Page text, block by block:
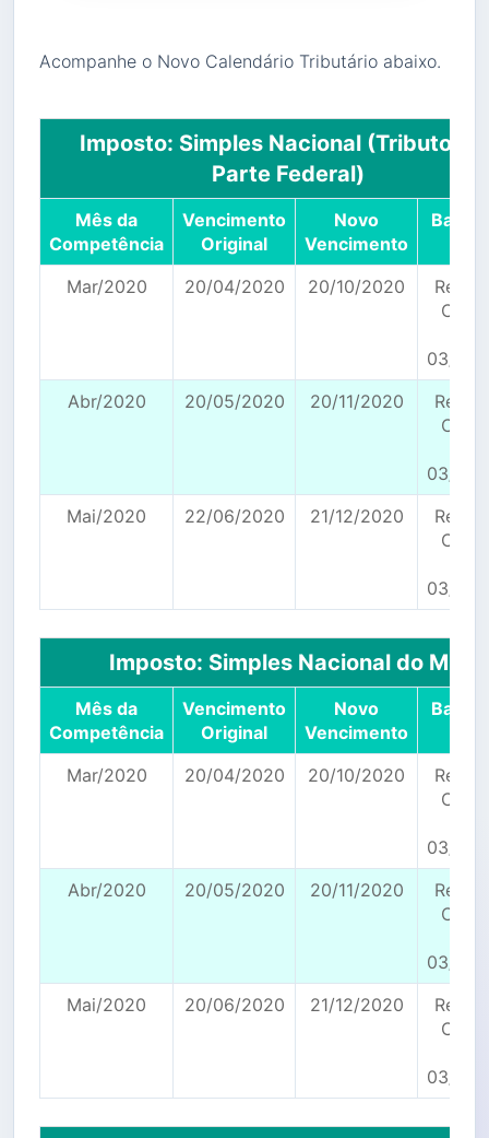
Acompanhe o Novo Calendário Tributário abaixo.
Imposto: Simples Nacional (Tributos
Parte Federal)
Mês da
Competência
Vencimento
Original
Novo
Vencimento
Base
Mar/2020 20/04/2020 20/10/2020
03/04/
Abr/2020
20/05/2020 20/11/2020
03/04/
Mai/2020
22/06/2020 21/12/2020
03/04/
Imposto: Simples Nacional do MEI
Mês da
Competência
Vencimento
Original
Novo
Vencimento
Base
Mar/2020 20/04/2020 20/10/2020
03/04/
Abr/2020
20/05/2020 20/11/2020
03/04/
Mai/2020
20/06/2020 21/12/2020
03/04/